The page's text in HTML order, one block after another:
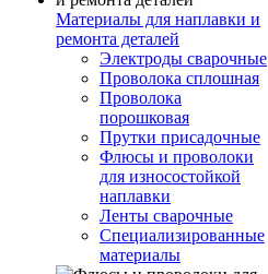
Материалы для наплавки и
ремонта деталей
Электроды сварочные
Проволока сплошная
Проволока
порошковая
Прутки присадочные
Флюсы и проволоки
для износостойкой
наплавки
Ленты сварочные
Специализированные
материалы